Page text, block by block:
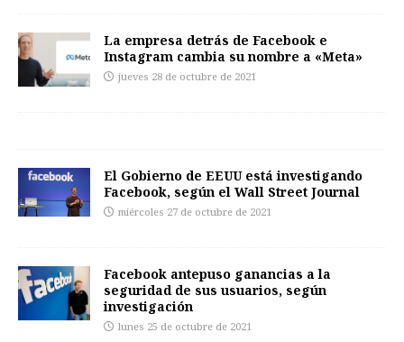
La empresa detrás de Facebook e
Instagram cambia su nombre a «Meta»
jueves 28 de octubre de 2021
El Gobierno de EEUU está investigando
Facebook, según el Wall Street Journal
miércoles 27 de octubre de 2021
Facebook antepuso ganancias a la
seguridad de sus usuarios, según
investigación
lunes 25 de octubre de 2021